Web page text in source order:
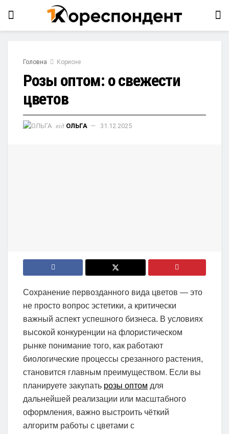
Головна Корисне
Розы оптом: о свежести
цветов
від ОЛЬГА 31.12.2025
Сохранение первозданного вида цветов — это
не просто вопрос эстетики, а критически
важный аспект успешного бизнеса. В условиях
высокой конкуренции на флористическом
рынке понимание того, как работают
биологические процессы срезанного растения,
становится главным преимуществом. Если вы
планируете закупать розы оптом для
дальнейшей реализации или масштабного
оформления, важно выстроить чёткий
алгоритм работы с цветами с